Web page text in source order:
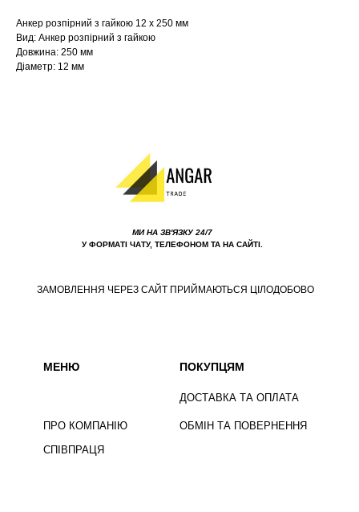
Анкер розпірний з гайкою 12 х 250 мм
Вид: Анкер розпірний з гайкою
Довжина: 250 мм
Діаметр: 12 мм
ПРО КОМПАНІЮ
СПІВПРАЦЯ
ДОСТАВКА ТА ОПЛАТА
ОБМІН ТА ПОВЕРНЕННЯ
ПОКУПЦЯМ
МИ НА ЗВ'ЯЗКУ 24/7
У ФОРМАТІ ЧАТУ, ТЕЛЕФОНОМ ТА НА САЙТІ.
МЕНЮ
ЗАМОВЛЕННЯ ЧЕРЕЗ САЙТ ПРИЙМАЮТЬСЯ ЦІЛОДОБОВО